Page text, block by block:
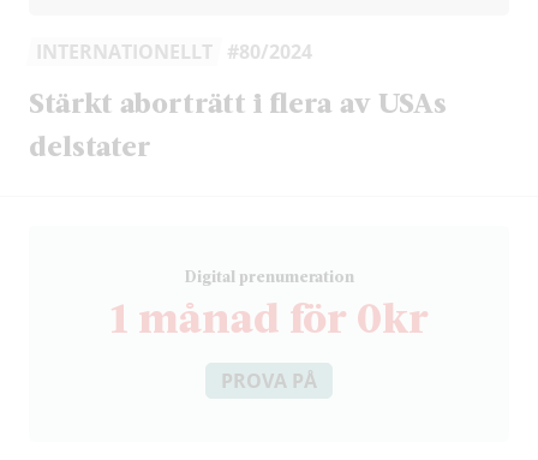
INTERNATIONELLT #80/2024
Stärkt aborträtt i flera av USAs
delstater
Digital prenumeration
1 månad för 0kr
PROVA PÅ